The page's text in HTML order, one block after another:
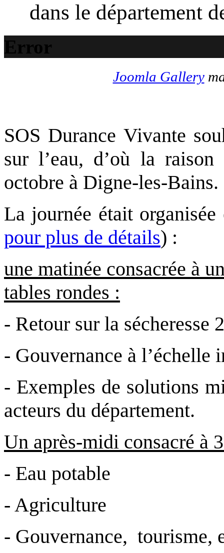
dans le département
Error
Joomla Gallery
SOS Durance Vivante
sur l’eau, d’où la
octobre à Digne-les-Bains.
La journée était organisée
pour plus de détails) :
une matinée consacrée à
tables rondes :
- Retour sur la sécheresse
- Gouvernance à l’échelle
- Exemples de solutions
acteurs du département.
Un après-midi consacré à
- Eau potable
- Agriculture
- Gouvernance, tourisme,